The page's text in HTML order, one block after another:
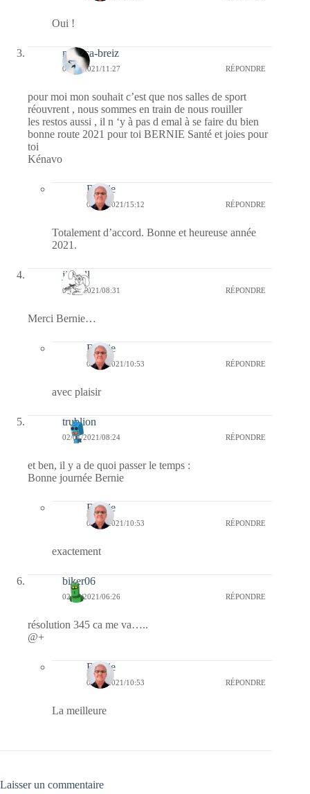
Oui !
monica-breiz
03/01/2021/11:27 RÉPONDRE
pour moi mon souhait c’est que nos salles de sport
réouvrent , nous sommes en train de nous rouiller
les restos aussi , il n ‘y à pas d emal à se faire du bien
bonne route 2021 pour toi BERNIE Santé et joies pour
toi
Kénavo
Bernie
04/01/2021/15:12 RÉPONDRE
Totalement d’accord. Bonne et heureuse année
2021.
jill bill
02/01/2021/08:31 RÉPONDRE
Merci Bernie…
Bernie
03/01/2021/10:53 RÉPONDRE
avec plaisir
trublion
02/01/2021/08:24 RÉPONDRE
et ben, il y a de quoi passer le temps :
Bonne journée Bernie
Bernie
03/01/2021/10:53 RÉPONDRE
exactement
biker06
02/01/2021/06:26 RÉPONDRE
résolution 345 ca me va…..
@+
Bernie
03/01/2021/10:53 RÉPONDRE
La meilleure
Laisser un commentaire